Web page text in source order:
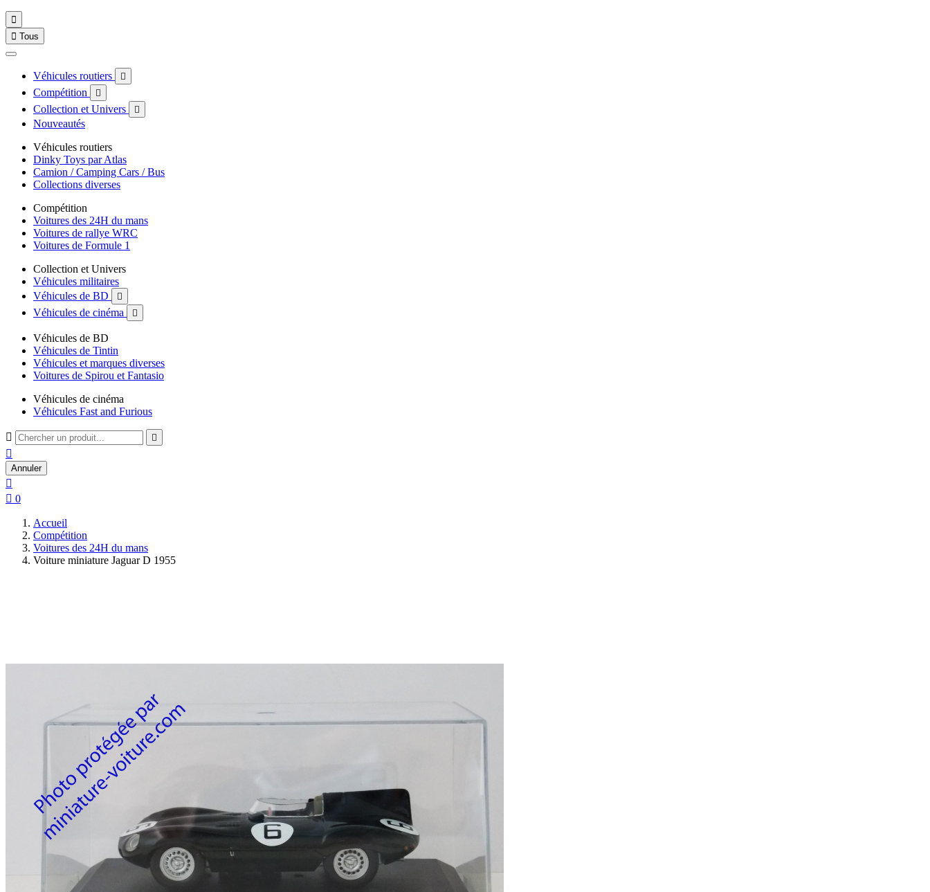

 Tous
Véhicules routiers 
Compétition 
Collection et Univers 
Nouveautés
Véhicules routiers
Dinky Toys par Atlas
Camion / Camping Cars / Bus
Collections diverses
Compétition
Voitures des 24H du mans
Voitures de rallye WRC
Voitures de Formule 1
Collection et Univers
Véhicules militaires
Véhicules de BD

Véhicules de cinéma 
Véhicules de BD
Véhicules de Tintin
Véhicules et marques diverses
Voitures de Spirou et Fantasio
Véhicules de cinéma
Véhicules Fast and Furious
 

Annuler

 0
Accueil
Compétition
Voitures des 24H du mans
Voiture miniature Jaguar D 1955